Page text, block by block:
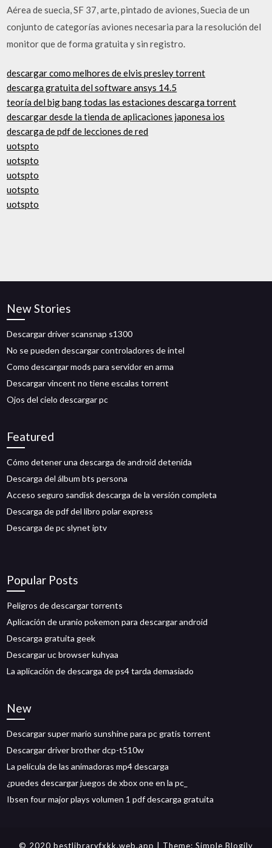
Aérea de suecia, SF 37, arte, pintado de aviones, Suecia de un
conjunto de categorías aviones necesaria para la resolución del
monitor que de forma gratuita y sin registro.
descargar como melhores de elvis presley torrent
descarga gratuita del software ansys 14.5
teoría del big bang todas las estaciones descarga torrent
descargar desde la tienda de aplicaciones japonesa ios
descarga de pdf de lecciones de red
uotspto
uotspto
uotspto
uotspto
uotspto
New Stories
Descargar driver scansnap s1300
No se pueden descargar controladores de intel
Como descargar mods para servidor en arma
Descargar vincent no tiene escalas torrent
Ojos del cielo descargar pc
Featured
Cómo detener una descarga de android detenida
Descarga del álbum bts persona
Acceso seguro sandisk descarga de la versión completa
Descarga de pdf del libro polar express
Descarga de pc slynet iptv
Popular Posts
Peligros de descargar torrents
Aplicación de uranio pokemon para descargar android
Descarga gratuita geek
Descargar uc browser kuhyaa
La aplicación de descarga de ps4 tarda demasiado
New
Descargar super mario sunshine para pc gratis torrent
Descargar driver brother dcp-t510w
La película de las animadoras mp4 descarga
¿puedes descargar juegos de xbox one en la pc_
Ibsen four major plays volumen 1 pdf descarga gratuita
© 2020 bestlibraryfxkk.web.app | Theme: Simple Blogily